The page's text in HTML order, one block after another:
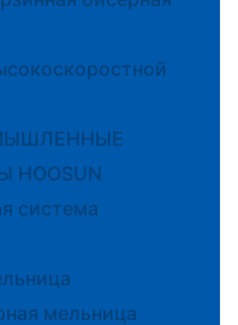
система
мельница